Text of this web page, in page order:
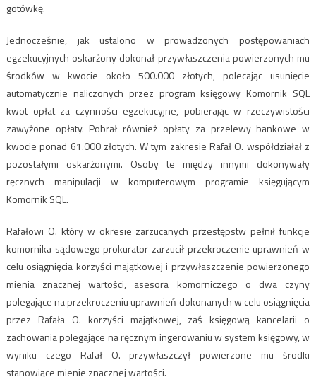
gotówkę.
Jednocześnie, jak ustalono w prowadzonych postępowaniach
egzekucyjnych oskarżony dokonał przywłaszczenia powierzonych mu
środków w kwocie około 500.000 złotych, polecając usunięcie
automatycznie naliczonych przez program księgowy Komornik SQL
kwot opłat za czynności egzekucyjne, pobierając w rzeczywistości
zawyżone opłaty. Pobrał również opłaty za przelewy bankowe w
kwocie ponad 61.000 złotych. W tym zakresie Rafał O. współdziałał z
pozostałymi oskarżonymi. Osoby te między innymi dokonywały
ręcznych manipulacji w komputerowym programie księgującym
Komornik SQL.
Rafałowi O. który w okresie zarzucanych przestępstw pełnił funkcje
komornika sądowego prokurator zarzucił przekroczenie uprawnień w
celu osiągnięcia korzyści majątkowej i przywłaszczenie powierzonego
mienia znacznej wartości, asesora komorniczego o dwa czyny
polegające na przekroczeniu uprawnień dokonanych w celu osiągnięcia
przez Rafała O. korzyści majątkowej, zaś księgową kancelarii o
zachowania polegające na ręcznym ingerowaniu w system księgowy, w
wyniku czego Rafał O. przywłaszczył powierzone mu środki
stanowiące mienie znacznej wartości.